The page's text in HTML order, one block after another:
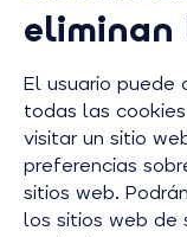
eliminan
El usuario puede
todas las
visitar un sitio
preferencias
sitios web.
los sitios web de